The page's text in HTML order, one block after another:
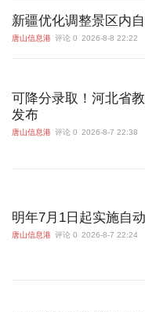
新疆优化调整景区内
唐山信息港 评论 0 2026-8-8 22:22
可降分录取！河北省
发布
唐山信息港 评论 0 2026-8-7 22:38
明年7月1日起实施自
唐山信息港 评论 0 2026-8-7 22:24